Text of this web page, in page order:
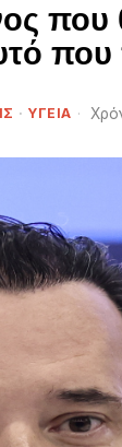
που
· ΥΓΕΙΑ